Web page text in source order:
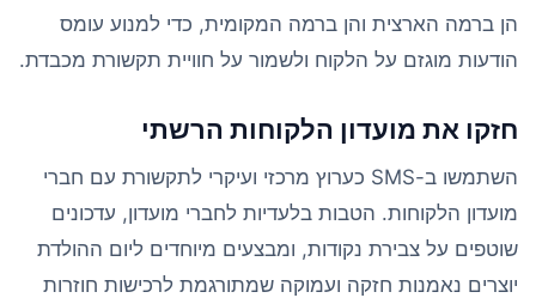
הן ברמה הארצית והן ברמה המקומית, כדי למנוע עומס
הודעות מוגזם על הלקוח ולשמור על חוויית תקשורת מכבדת.
חזקו את מועדון הלקוחות הרשתי
השתמשו ב-SMS כערוץ מרכזי ועיקרי לתקשורת עם חברי
מועדון הלקוחות. הטבות בלעדיות לחברי מועדון, עדכונים
שוטפים על צבירת נקודות, ומבצעים מיוחדים ליום ההולדת
יוצרים נאמנות חזקה ועמוקה שמתורגמת לרכישות חוזרות